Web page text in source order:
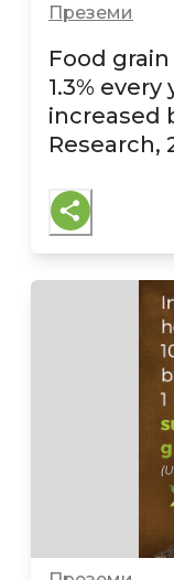
Food
1.3%
increased
Research,
Преземи